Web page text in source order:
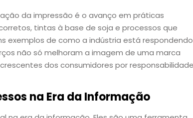
da impressão é o avanço em práticas
tintas à base de soja e processos que
exemplos de como a indústria está respondendo
não só melhoram a imagem de uma marca
dos consumidores por responsabilidade
na Era da Informação